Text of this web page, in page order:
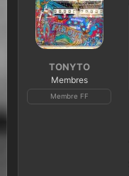
TONYTO
Membres
Membre FF